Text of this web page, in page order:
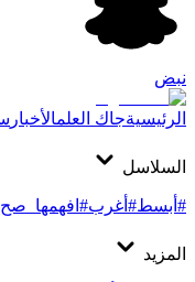
نبض
الرئيسيةجاك العلمالأخبار
السلاسل
#أبسط#أغرب#افهمها_صح
المزيد